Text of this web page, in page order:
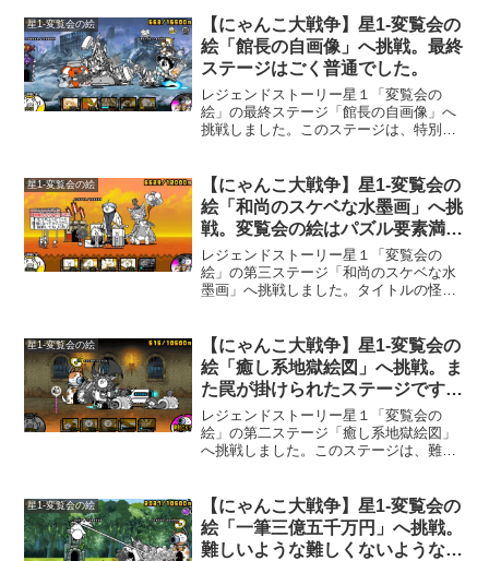
星1-変覧会の絵
【にゃんこ大戦争】星1-変覧会の
絵「館長の自画像」へ挑戦。最終
ステージはごく普通でした。
レジェンドストーリー星１「変覧会の
絵」の最終ステージ「館長の自画像」へ
挑戦しました。このステージは、特別な
が出てきちゃうところでしょうか。この
ステージは、ちょっと面倒な...
星1-変覧会の絵
【にゃんこ大戦争】星1-変覧会の
絵「和尚のスケベな水墨画」へ挑
戦。変覧会の絵はパズル要素満
載。
レジェンドストーリー星１「変覧会の
絵」の第三ステージ「和尚のスケベな水
墨画」へ挑戦しました。タイトルの怪し
てしまいます。全部倒してやるぜって思
いましたが、無理でした。変...
星1-変覧会の絵
【にゃんこ大戦争】星1-変覧会の
絵「癒し系地獄絵図」へ挑戦。ま
た罠が掛けられたステージです
ね。
レジェンドストーリー星１「変覧会の
絵」の第二ステージ「癒し系地獄絵図」
へ挑戦しました。このステージは、難易
した。変覧会の絵「癒し系地獄絵図」の
キャラクター編成このステー...
星1-変覧会の絵
【にゃんこ大戦争】星1-変覧会の
絵「一筆三億五千万円」へ挑戦。
難しいような難しくないようなス